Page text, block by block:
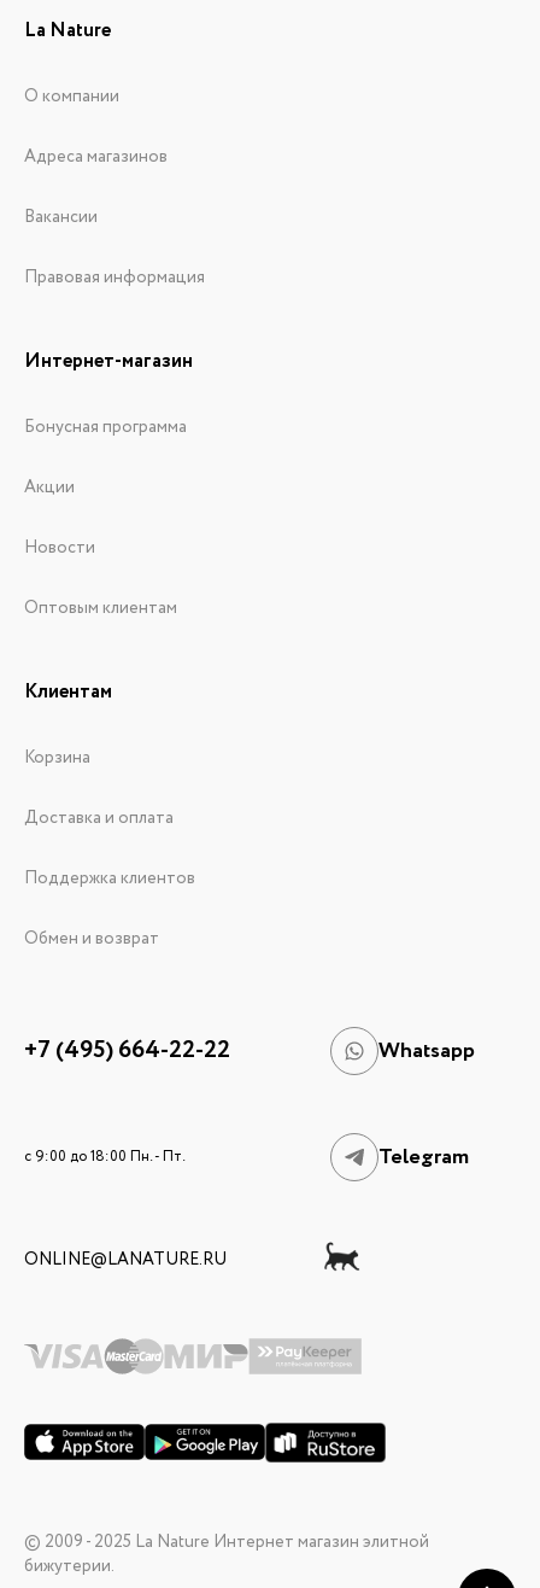
La Nature
О компании
Адреса магазинов
Вакансии
Правовая информация
Интернет-магазин
Бонусная программа
Акции
Новости
Оптовым клиентам
Клиентам
Корзина
Доставка и оплата
Поддержка клиентов
Обмен и возврат
+7 (495) 664-22-22 Whatsapp
c 9:00 до 18:00 Пн. - Пт. Telegram
ONLINE@LANATURE.RU
© 2009 - 2025 La Nature Интернет магазин элитной
бижутерии.